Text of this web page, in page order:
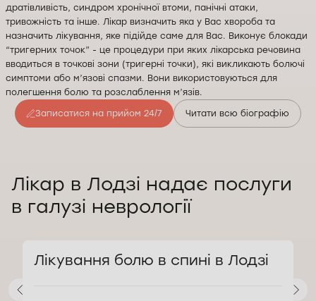
дратівливість, синдром хронічної втоми, панічні атаки,
тривожність та інше. Лікар визначить яка у Вас хвороба та
назначить лікування, яке підійде саме для Вас. Виконує блокади
“тригерних точок” - це процедури при яких лікарська речовина
вводиться в точкові зони (тригерні точки), які викликають болючі
симптоми або м’язові спазми. Вони використовуються для
полегшення болю та розслаблення м’язів.
Записатися на прийом 24/7 Читати всю біографію
Лікар в Лодзі надає послуги
в галузі неврології
Лікування болю в спині в Лодзі